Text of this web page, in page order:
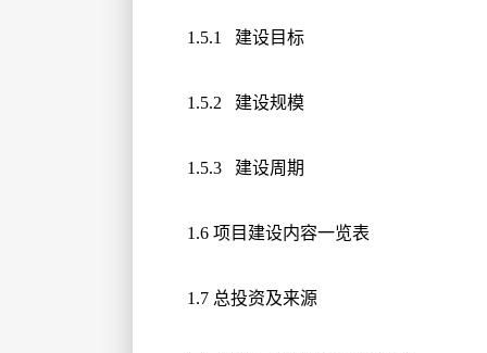
1.5.1 建设目标
1.5.2 建设规模
1.5.3 建设周期
1.6 项目建设内容一览表
1.7 总投资及来源